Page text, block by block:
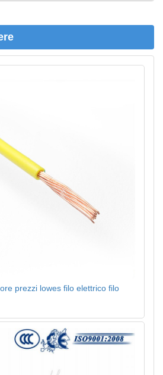
prezzi lowes filo elettrico filo